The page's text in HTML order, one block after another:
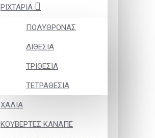
ΡΙΧΤΑΡΙΑ
ΠΟΛΥΘΡΟΝΑΣ
ΔΙΘΕΣΙΑ
ΤΡΙΘΕΣΙΑ
ΤΕΤΡΑΘΕΣΙΑ
ΧΑΛΙΑ
ΚΟΥΒΕΡΤΕΣ ΚΑΝΑΠΕ